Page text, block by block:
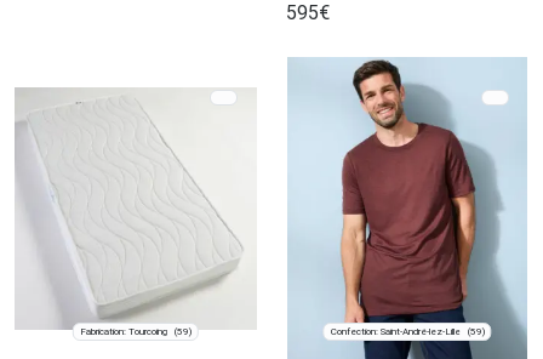
595€
Fabrication: Tourcoing (59) Confection: Saint-André-lez-Lille (59)